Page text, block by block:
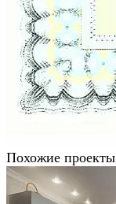
Похожие проекты